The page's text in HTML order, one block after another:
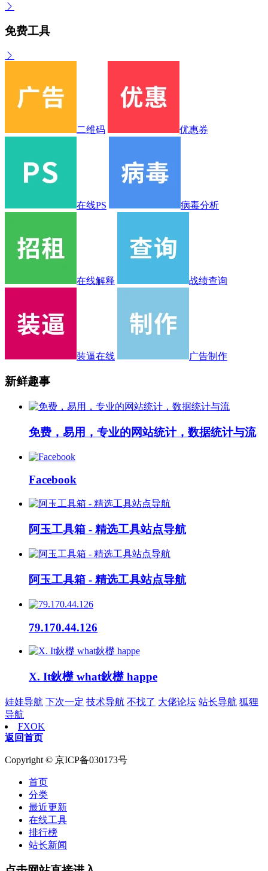
免费工具
二维码 优惠券
在线PS 病毒分析
在线解释 战绩查询
装逼在线 广告制作
新鲜趣事
免费，易用，专业的网站统计，数据统计与流
Facebook
阿玉工具箱 - 精选工具站点导航
阿玉工具箱 - 精选工具站点导航
79.170.44.126
X. It鈥檚 what鈥檚 happe
娃娃导航 下次一定 技术导航 不找了 大佬论坛 站长导航 狐狸
导航
FXOK
返回首页
Copyright © 京ICP备030173号
首页
分类
最近更新
在线工具
排行榜
站长新闻